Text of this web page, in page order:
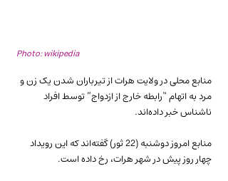
Photo: wikipedia
منابع محلی در ولایت هرات از تیرباران شدن یک زن و
مرد به اتهام “رابطه خارج از ازدواج” توسط افراد
ناشناس خبر داده‌اند.
منابع امروز دوشنبه (22 ثور) گفته‌اند که این رویداد
چهار روز پیش در شهر هرات، رخ داده است.